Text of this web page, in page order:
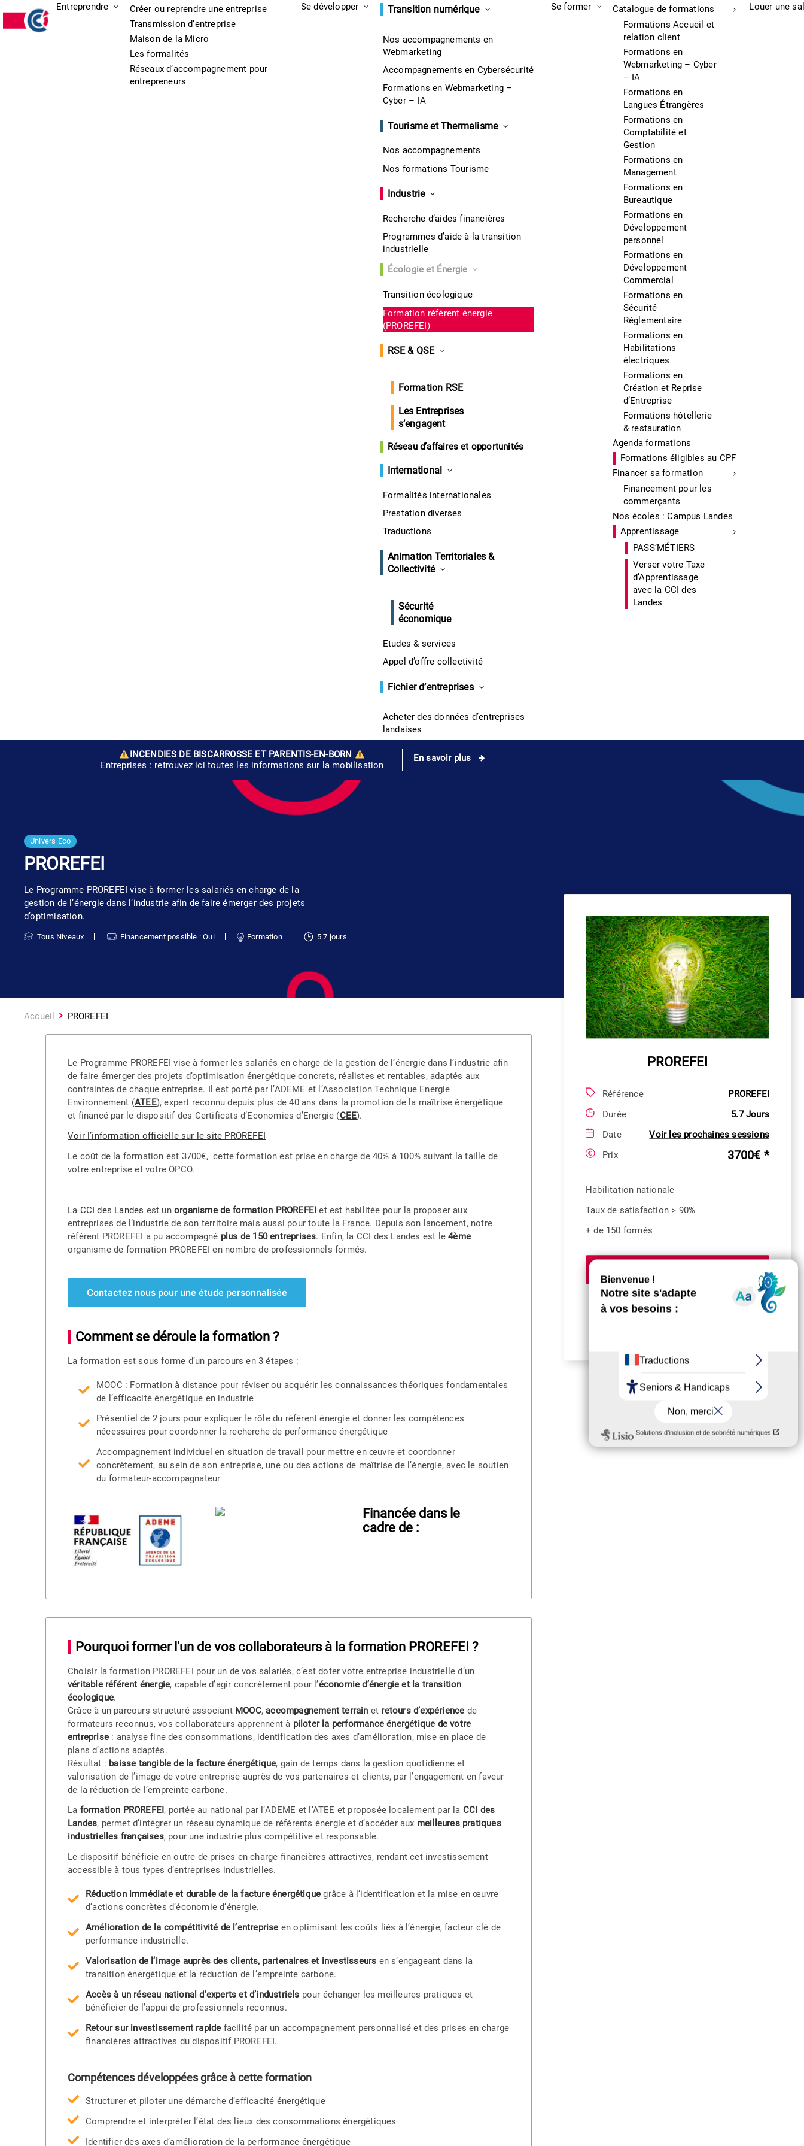
Entreprendre
Créer ou reprendre une entreprise
Transmission d’entreprise
Maison de la Micro
Les formalités
Réseaux d’accompagnement pour
entrepreneurs
Se développer Transition numérique
Nos accompagnements en
Webmarketing
Accompagnements en Cybersécurité
Formations en Webmarketing –
Cyber – IA
Tourisme et Thermalisme
Nos accompagnements
Nos formations Tourisme
Industrie
Recherche d’aides financières
Programmes d’aide à la transition
industrielle
Écologie et Énergie
Transition écologique
Formation référent énergie
(PROREFEI)
RSE & QSE
Formation RSE
Les Entreprises
s’engagent
Réseau d’affaires et opportunités
International
Formalités internationales
Prestation diverses
Traductions
Animation Territoriales &
Collectivité
Sécurité
économique
Etudes & services
Appel d’offre collectivité
Fichier d’entreprises
Acheter des données d’entreprises
landaises
Se former
Catalogue de formations
Formations Accueil et
relation client
Formations en
Webmarketing – Cyber
– IA
Formations en
Langues Étrangères
Formations en
Comptabilité et
Gestion
Formations en
Management
Formations en
Bureautique
Formations en
Développement
personnel
Formations en
Développement
Commercial
Formations en
Sécurité
Réglementaire
Formations en
Habilitations
électriques
Formations en
Création et Reprise
d’Entreprise
Formations hôtellerie
& restauration
Agenda formations
Formations éligibles au CPF
Financer sa formation
Financement pour les
commerçants
Nos écoles : Campus Landes
Apprentissage
PASS’MÉTIERS
Verser votre Taxe
d’Apprentissage
avec la CCI des
Landes
Louer une
INCENDIES DE BISCARROSSE ET PARENTIS-EN-BORN
Entreprises : retrouvez ici toutes les informations sur la mobilisation
En savoir plus
Univers Eco
PROREFEI
Le Programme PROREFEI vise à former les salariés en charge de la
gestion de l’énergie dans l’industrie afin de faire émerger des projets
d’optimisation.
Tous Niveaux Financement possible : Oui Formation 5.7 jours
Accueil PROREFEI
Le Programme PROREFEI vise à former les salariés en charge de la gestion de l’énergie dans l’industrie afin
de faire émerger des projets d’optimisation énergétique concrets, réalistes et rentables, adaptés aux
contraintes de chaque entreprise. Il est porté par l’ADEME et l’Association Technique Energie
Environnement (ATEE), expert reconnu depuis plus de 40 ans dans la promotion de la maîtrise énergétique
et financé par le dispositif des Certificats d’Economies d’Energie (CEE).
Voir l’information officielle sur le site PROREFEI
Le coût de la formation est 3700€, cette formation est prise en charge de 40% à 100% suivant la taille de
votre entreprise et votre OPCO.
La CCI des Landes est unorganisme de formation PROREFEI et est habilitée pour la proposer aux
entreprises de l’industrie de son territoire mais aussi pour toute la France. Depuis son lancement, notre
référent PROREFEI a pu accompagné plus de 150 entreprises. Enfin, la CCI des Landes est le4ème
organisme de formation PROREFEI en nombre de professionnels formés.
Contactez nous pour une étude personnalisée
Comment se déroule la formation ?
La formation est sous forme d’un parcours en 3 étapes :
MOOC : Formation à distance pour réviser ou acquérir les connaissances théoriques fondamentales
de l’efficacité énergétique en industrie
Présentiel de 2 jours pour expliquer le rôle du référent énergie et donner les compétences
nécessaires pour coordonner la recherche de performance énergétique
Accompagnement individuel en situation de travail pour mettre en œuvre et coordonner
concrètement, au sein de son entreprise, une ou des actions de maîtrise de l’énergie, avec le soutien
du formateur-accompagnateur
Financée dans le
cadre de :
Pourquoi former l'un de vos collaborateurs à la formation PROREFEI ?
Choisir la formation PROREFEI pour un de vos salariés, c’est doter votre entreprise industrielle d’un
véritable référent énergie, capable d’agir concrètement pour l’économie d’énergie et la transition
écologique.
Grâce à un parcours structuré associant MOOC,accompagnement terrain et retours d’expérience de
formateurs reconnus, vos collaborateurs apprennent à piloter la performance énergétique de votre
entreprise : analyse fine des consommations, identification des axes d’amélioration, mise en place de
plans d’actions adaptés.
Résultat : baisse tangible de la facture énergétique, gain de temps dans la gestion quotidienne et
valorisation de l’image de votre entreprise auprès de vos partenaires et clients, par l’engagement en faveur
de la réduction de l’empreinte carbone.
La formation PROREFEI, portée au national par l’ADEME et l’ATEE et proposée localement par la CCI des
Landes, permet d’intégrer un réseau dynamique de référents énergie et d’accéder aux meilleures pratiques
industrielles françaises, pour une industrie plus compétitive et responsable.
Le dispositif bénéficie en outre de prises en charge financières attractives, rendant cet investissement
accessible à tous types d’entreprises industrielles.
Réduction immédiate et durable de la facture énergétique grâce à l’identification et la mise en œuvre
d’actions concrètes d’économie d’énergie.
Amélioration de la compétitivité de l’entreprise en optimisant les coûts liés à l’énergie, facteur clé de
performance industrielle.
Valorisation de l’image auprès des clients, partenaires et investisseurs en s’engageant dans la
transition énergétique et la réduction de l’empreinte carbone.
Accès à un réseau national d’experts et d’industriels pour échanger les meilleures pratiques et
bénéficier de l’appui de professionnels reconnus.
Retour sur investissement rapide facilité par un accompagnement personnalisé et des prises en charge
financières attractives du dispositif PROREFEI.
Compétences développées grâce à cette formation
Structurer et piloter une démarche d’efficacité énergétique
Comprendre et interpréter l’état des lieux des consommations énergétiques
Identifier des axes d’amélioration de la performance énergétique
PROREFEI
Référence
PROREFEI
Durée
5.7 Jours
Date
Voir les prochaines sessions
Prix
3700€ *
Habilitation nationale
Taux de satisfaction > 90%
+ de 150 formés
Partagez cette formation